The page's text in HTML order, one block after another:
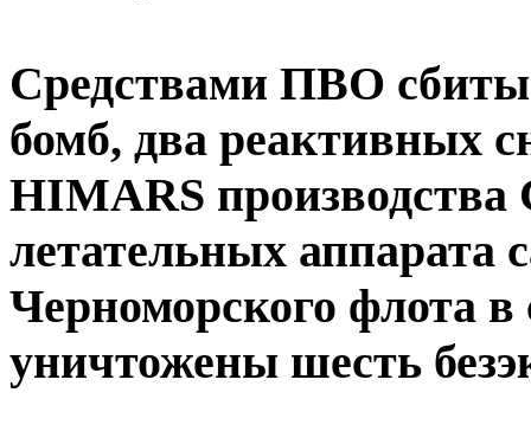
Средствами ПВО
бомб, два реактивных
HIMARS
летательных аппарата
Черноморского флота в
уничтожены шесть